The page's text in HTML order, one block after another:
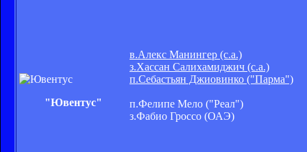
"Ювентус"
в.Алекс Манингер (с.а.)
з.Хассан Салихамиджич (с.а.)
п.Себастьян Джиовинко ("Парма")
п.Фелипе Мело ("Реал")
з.Фабио Гроссо (ОАЭ)